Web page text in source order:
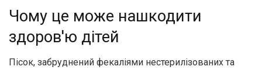
Чому це може нашкодити
здоров'ю дітей
Пісок, забруднений фекаліями нестерилізованих та